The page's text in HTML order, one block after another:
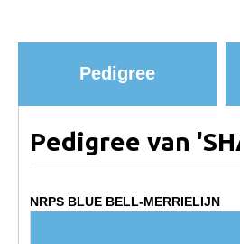
Informatie overschrijven paspoort
Animal Health Regulation
Gids voor Goede Praktijken
Marktplaats
Pedigree
Pedigree van
NRPS BLUE BELL-MERRIELIJN